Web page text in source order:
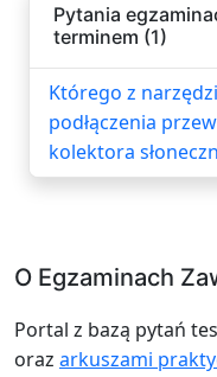
Pytania
terminem (1)
Którego z
podłączenia
kolektora
O Egzaminach
Portal z bazą pytań
oraz arkuszami